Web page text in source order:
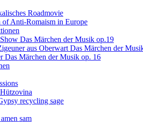
Roadmovie
Anti-Romaism in Europe
Das Märchen der Musik op.19
aus Oberwart Das Märchen der
Das Märchen der Musik op. 16
recycling sage
sam